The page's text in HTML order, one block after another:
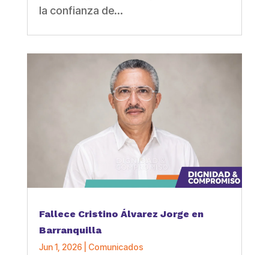
la confianza de...
Fallece Cristino Álvarez Jorge en
Barranquilla
Jun 1, 2026 Comunicados